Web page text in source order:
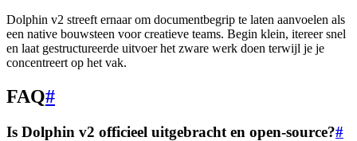
Dolphin v2 streeft ernaar om documentbegrip te laten aanvoelen als
een native bouwsteen voor creatieve teams. Begin klein, itereer snel
en laat gestructureerde uitvoer het zware werk doen terwijl je je
concentreert op het vak.
FAQ#
Is Dolphin v2 officieel uitgebracht en open-source?#